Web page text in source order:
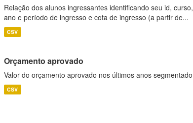
Relação dos alunos ingressantes identificando seu id,
ano e período de ingresso e cota de ingresso (a partir de...
CSV
Orçamento aprovado
Valor do orçamento aprovado nos últimos anos
CSV